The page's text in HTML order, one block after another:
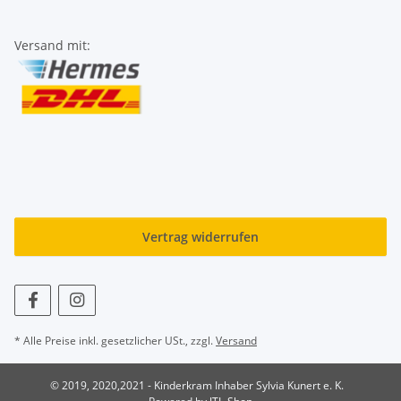
Versand mit:
Vertrag widerrufen
* Alle Preise inkl. gesetzlicher USt., zzgl.Versand
© 2019, 2020,2021 - Kinderkram Inhaber Sylvia Kunert e. K.